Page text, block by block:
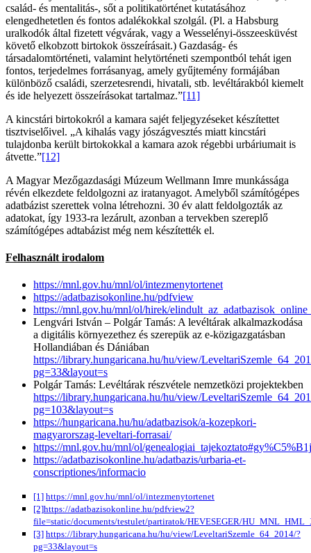
család- és mentalitás-, sőt a politikatörténet kutatásához
elengedhetetlen és fontos adalékokkal szolgál. (Pl. a Habsburg
uralkodók által fizetett végvárak, vagy a Wesselényi-összeesküvést
követő elkobzott birtokok összeírásait.) Gazdaság- és
társadalomtörténeti, valamint helytörténeti szempontból tehát igen
fontos, terjedelmes forrásanyag, amely gyűjtemény formájában
különböző családi, szerzetesrendi, hivatali, stb. levéltárakból kiemelt
és ide helyezett összeírásokat tartalmaz.”[11]
A kincstári birtokokról a kamara sajét feljegyzéseket készítettet
tisztviselőivel. „A kihalás vagy jószágvesztés miatt kincstári
tulajdonba került birtokokkal a kamara azok régebbi urbáriumait is
átvette.”[12]
A Magyar Mezőgazdasági Múzeum Wellmann Imre munkássága
révén elkezdete feldolgozni az iratanyagot. Amelyből számítógépes
adatbázist szerettek volna létrehozni. 30 év alatt feldolgozták az
adatokat, így 1933-ra lezárult, azonban a tervekben szereplő
számítógépes adtabázist még nem készítették el.
Felhasznált irodalom
https://mnl.gov.hu/mnl/ol/intezmenytortenet
https://adatbazisokonline.hu/pdfview
https://mnl.gov.hu/mnl/ol/hirek/
Lengvári István – Polgár Tamás: A levéltárak alkalmazkodása
a digitális környezethez és szerepük az e-közigazgatásban
Hollandiában és Dániában
https://library.hungaricana.hu/hu/view/
pg=33&layout=s
Polgár Tamás: Levéltárak részvétele nemzetközi projektekben
https://library.hungaricana.hu/hu/view/
pg=103&layout=s
https://hungaricana.hu/hu/adatbazisok/a-kozepkori-
magyarorszag-leveltari-forrasai/
https://mnl.gov.hu/mnl/ol/
https://adatbazisokonline.hu/adatbazis/urbaria-et-
conscriptiones/informacio
[1] https://mnl.gov.hu/mnl/ol/intezmenytortenet
[2]https://adatbazisokonline.hu/pdfview2?
file=static/documents/testulet/partiratok/HEVESEGER/
[3] https://library.hungaricana.hu/hu/view/LeveltariSzemle_64_2014/?
pg=33&layout=s